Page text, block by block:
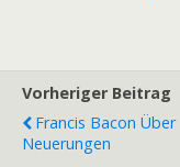
Vorheriger Beitrag
Francis Bacon Über
Neuerungen